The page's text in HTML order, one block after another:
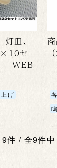
皿、
×10セ
WEB
げ
件 / 全9件中